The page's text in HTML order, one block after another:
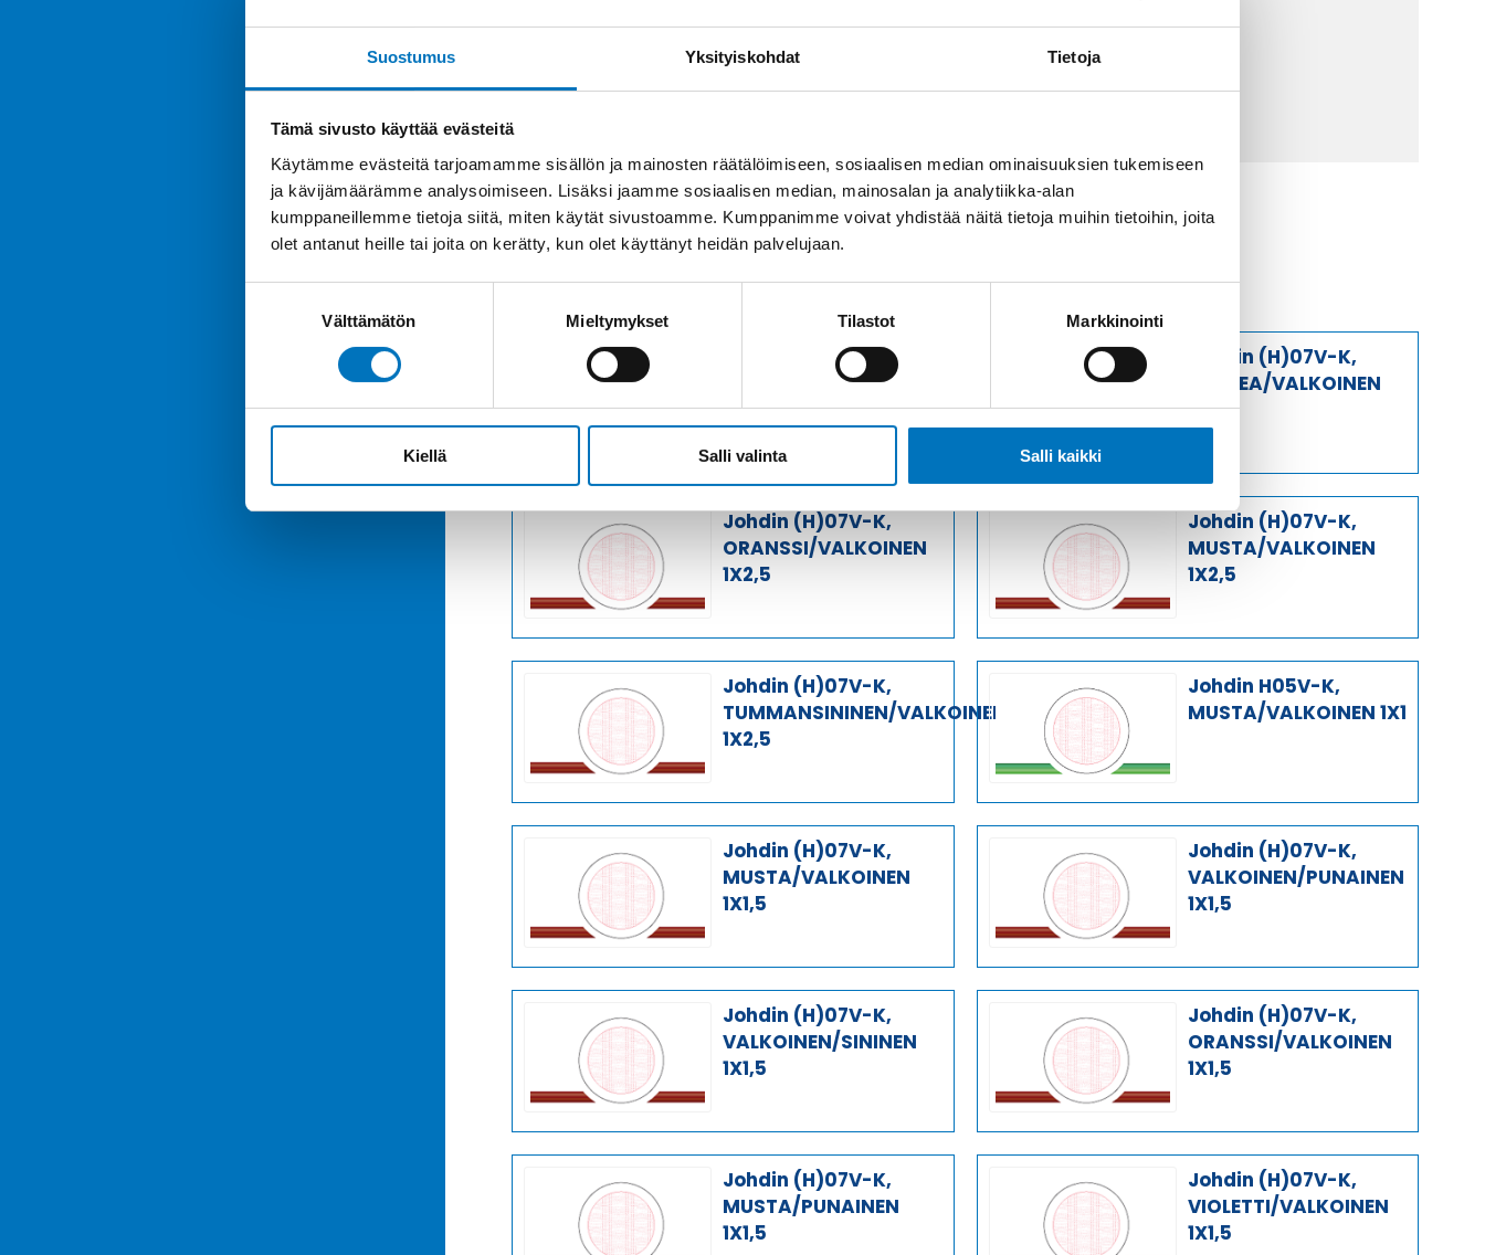
Suostumus Yksityiskohdat Tietoja
Tämä sivusto käyttää evästeitä
Käytämme evästeitä tarjoamamme sisällön ja mainosten räätälöimiseen, sosiaalisen median ominaisuuksien tukemiseen
ja kävijämäärämme analysoimiseen. Lisäksi jaamme sosiaalisen median, mainosalan ja analytiikka-alan
kumppaneillemme tietoja siitä, miten käytät sivustoamme. Kumppanimme voivat yhdistää näitä tietoja muihin tietoihin, joita
olet antanut heille tai joita on kerätty, kun olet käyttänyt heidän palvelujaan.
Välttämätön Mieltymykset Tilastot Markkinointi
Kiellä Salli valinta Salli kaikki
Anna meidän
auttaa.
Tai lähetä sähköpostia
Johdin (H)07V-K,
SININEN/PUNAINEN
1X2,5
Johdin (H)07V-K,
RUSKEA/VALKOINEN
1X2,5
Johdin (H)07V-K,
ORANSSI/VALKOINEN
1X2,5
Johdin (H)07V-K,
MUSTA/VALKOINEN
1X2,5
Johdin (H)07V-K,
TUMMANSININEN/VALKOINEN
1X2,5
Johdin H05V-K,
MUSTA/VALKOINEN 1X1
Johdin (H)07V-K,
MUSTA/VALKOINEN
1X1,5
Johdin (H)07V-K,
VALKOINEN/PUNAINEN
1X1,5
Johdin (H)07V-K,
VALKOINEN/SININEN
1X1,5
Johdin (H)07V-K,
ORANSSI/VALKOINEN
1X1,5
Johdin (H)07V-K,
MUSTA/PUNAINEN
1X1,5
Johdin (H)07V-K,
VIOLETTI/VALKOINEN
1X1,5